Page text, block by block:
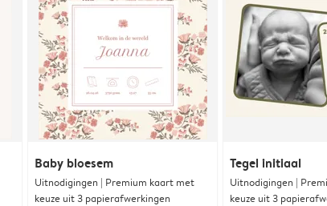
Baby bloesem
Uitnodigingen | Premium kaart met
keuze uit 3 papierafwerkingen
Tegel initiaal
Uitnodigingen |
keuze uit 3